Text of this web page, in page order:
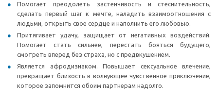
Помогает преодолеть застенчивость и стеснительность,
сделать первый шаг к мечте, наладить взаимоотношения с
людьми, открыть свое сердце и наполнить его любовью.
Притягивает удачу, защищает от негативных воздействий.
Помогает стать сильнее, перестать бояться будущего,
смотреть вперед без страха, но с предвкушением.
Является афродизиаком. Повышает сексуальное влечение,
превращает близость в волнующее чувственное приключение,
которое запомнится обоим партнерам надолго.